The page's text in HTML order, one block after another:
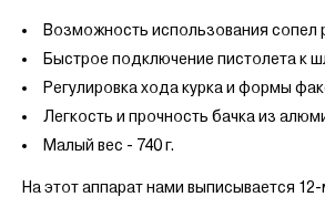
Возможность использования сопел
Быстрое подключение пистолета к
Регулировка хода курка и формы
Легкость и прочность бачка из
Малый вес - 740 г.
На этот аппарат нами выписывается